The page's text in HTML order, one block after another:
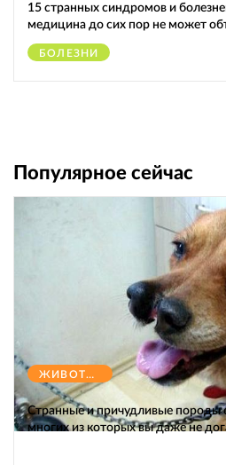
15 странных синдромов и
медицина до сих пор не может
БОЛЕЗНИ
Популярное сейчас
ЖИВОТНЫЕ
Странные и причудливые породы
многих из которых вы даже не